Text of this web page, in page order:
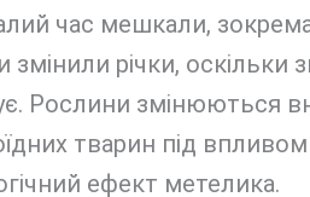
час мешкали,
змінили річки, оскільки
Рослини змінюються
тварин під
ефект метелика.